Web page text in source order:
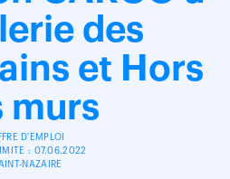
des
et Hors
murs
D'EMPLOI
: 07.06.2022
NAZAIRE